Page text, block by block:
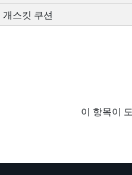
스킷 쿠션
이 항목이